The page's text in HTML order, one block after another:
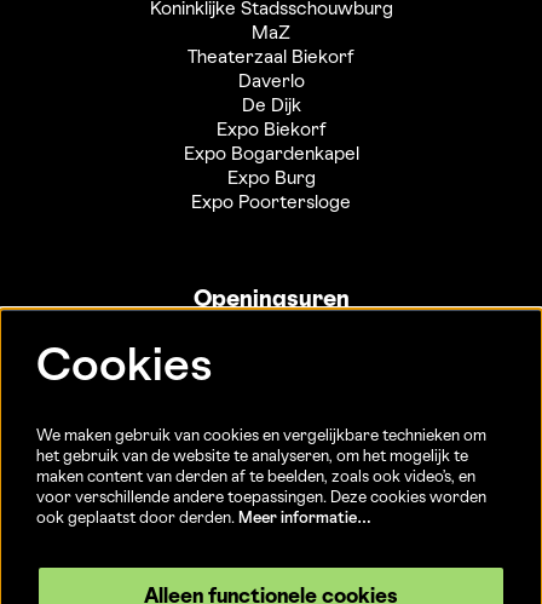
Koninklijke Stadsschouwburg
MaZ
Theaterzaal Biekorf
Daverlo
De Dijk
Expo Biekorf
Expo Bogardenkapel
Expo Burg
Expo Poortersloge
Openingsuren
Sint-Jakobsstraat 20
15/08)
Cookies
We maken gebruik van cookies en vergelijkbare technieken om
het gebruik van de website te analyseren, om het mogelijk te
maken content van derden af te beelden, zoals ook video’s, en
voor verschillende andere toepassingen. Deze cookies worden
ook geplaatst door derden. Meer informatie…
Alleen functionele cookies